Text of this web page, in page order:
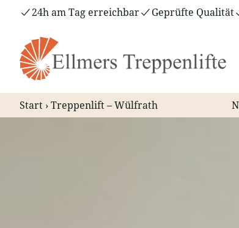
springen
24h am Tag erreichbar Geprüfte Qualität
Start ›Treppenlift – Wülfrath